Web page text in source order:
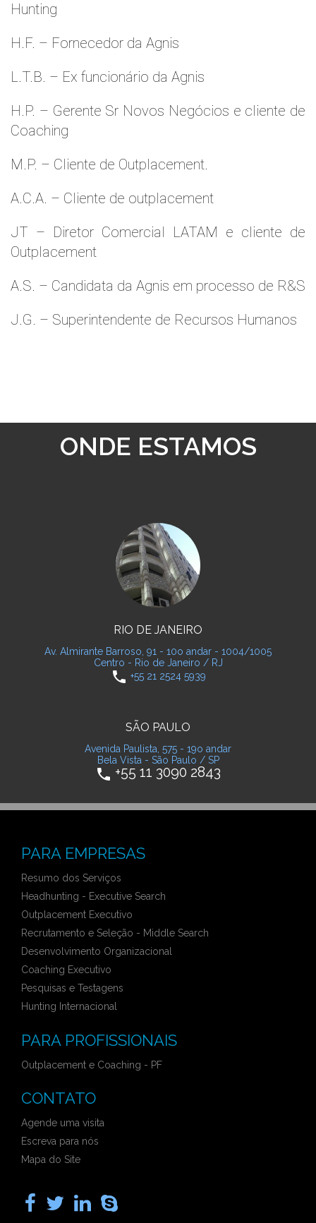
Hunting
H.F. – Fornecedor da Agnis
L.T.B. – Ex funcionário da Agnis
H.P. – Gerente Sr Novos Negócios e cliente de
Coaching
M.P. – Cliente de Outplacement.
A.C.A. – Cliente de outplacement
JT – Diretor Comercial LATAM e cliente de
Outplacement
A.S. – Candidata da Agnis em processo de R&S
J.G. – Superintendente de Recursos Humanos
ONDE ESTAMOS
RIO DE JANEIRO
Av. Almirante Barroso, 91 - 10o andar - 1004/1005
Centro - Rio de Janeiro / RJ
phone +55 21 2524 5939
SÃO PAULO
Avenida Paulista, 575 - 19o andar
Bela Vista - São Paulo / SP
phone +55 11 3090 2843
PARA EMPRESAS
Resumo dos Serviços
Headhunting - Executive Search
Outplacement Executivo
Recrutamento e Seleção - Middle Search
Desenvolvimento Organizacional
Coaching Executivo
Pesquisas e Testagens
Hunting Internacional
PARA PROFISSIONAIS
Outplacement e Coaching - PF
CONTATO
Agende uma visita
Escreva para nós
Mapa do Site